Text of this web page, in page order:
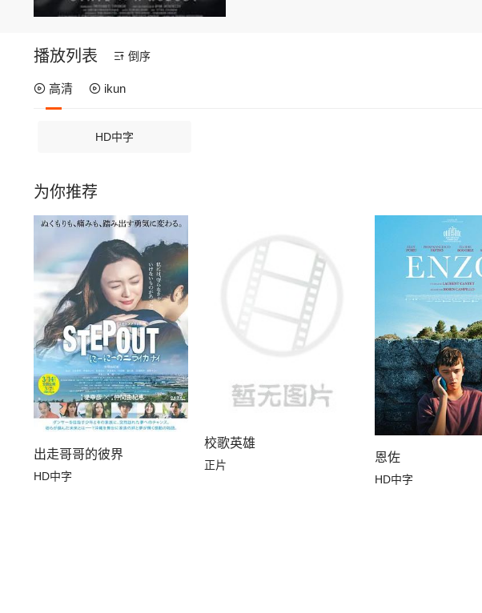
播放列表 倒序
高清 ikun
HD中字
为你推荐
出走哥哥的彼界
HD中字
校歌英雄
正片
恩佐
HD中字